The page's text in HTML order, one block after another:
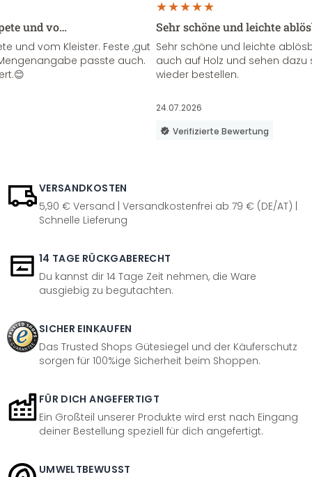
und vo…
und vom Kleister. Feste ,gut
passte auch.
Sehr schöne und leichte
Sehr schöne und leichte
auch auf Holz und sehen
wieder bestellen.
24.07.2026
Verifizierte Bewertung
VERSANDKOSTEN
5,90 € Versand | Versandkostenfrei ab 79 € (DE/AT) |
Schnelle Lieferung
14 TAGE RÜCKGABERECHT
Du kannst dir 14 Tage Zeit nehmen, die Ware
ausgiebig zu begutachten.
SICHER EINKAUFEN
Das Trusted Shops Gütesiegel und der Käuferschutz
sorgen für 100%ige Sicherheit beim Shoppen.
FÜR DICH ANGEFERTIGT
Ein Großteil unserer Produkte wird erst nach Eingang
deiner Bestellung speziell für dich angefertigt.
UMWELTBEWUSST